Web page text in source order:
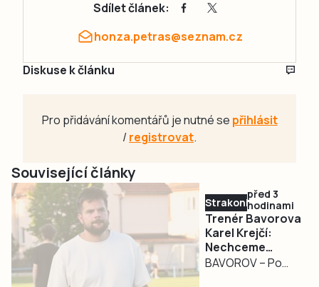
Sdílet článek:
honza.petras@seznam.cz
Diskuse k článku
Pro přidávání komentářů je nutné se přihlásit
/registrovat.
Související články
Strakonicko
před 3
hodinami
Trenér Bavorova
Karel Krejčí:
Nechceme
budovat úplně
BAVOROV – Po